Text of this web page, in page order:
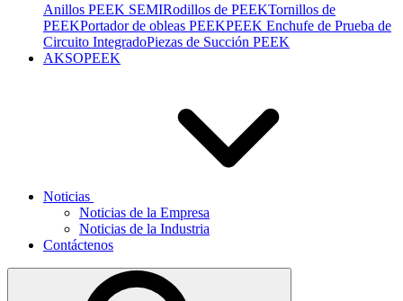
Anillos PEEK SEMIRodillos de PEEKTornillos de
PEEKPortador de obleas PEEKPEEK Enchufe de Prueba de
Circuito IntegradoPiezas de Succión PEEK
AKSOPEEK
Noticias
Noticias de la Empresa
Noticias de la Industria
Contáctenos